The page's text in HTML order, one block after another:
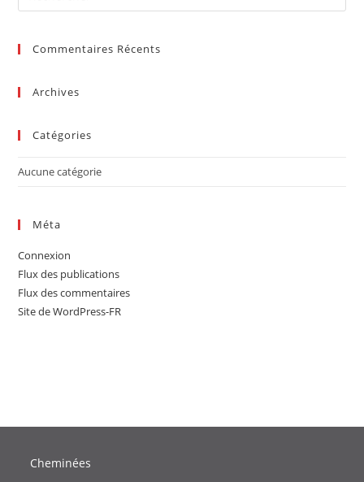
Commentaires Récents
Archives
Catégories
Aucune catégorie
Méta
Connexion
Flux des publications
Flux des commentaires
Site de WordPress-FR
Cheminées